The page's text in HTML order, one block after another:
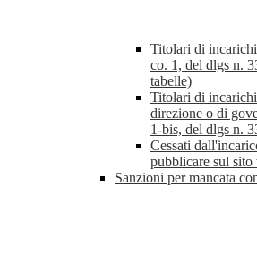
Titolari di
co. 1, del dlgs n.
tabelle)
Titolari di
direzione o di
1-bis, del dlgs n.
Cessati
pubblicare sul sito
Sanzioni per mancata